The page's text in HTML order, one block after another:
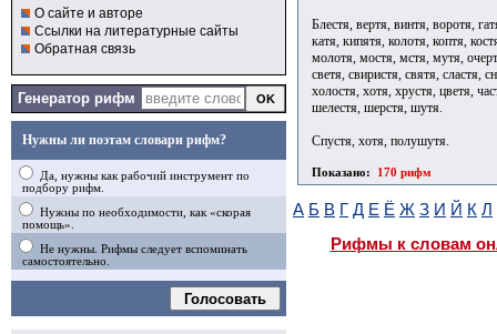
О сайте и авторе
Ссылки на литературные сайты
Обратная связь
Генератор рифм
Нужны ли поэтам словари рифм?
Да, нужны как рабочий инструмент по
подбору рифм.
Нужны по необходимости, как «скорая
помощь».
Не нужны. Рифмы следует вспоминать
самостоятельно.
Голосовать
Блестя, вертя, винтя, воротя,
катя, кипятя, колотя, коптя,
молотя, мостя, мстя, мутя,
светя, свиристя, святя, сластя,
холостя, хотя, хрустя, цветя,
шелестя, шерстя, шутя.
Спустя, хотя, полушутя.
Показано: 170 рифм
А Б В Г Д Е Ё Ж З И Й К Л
Рифмы к словам